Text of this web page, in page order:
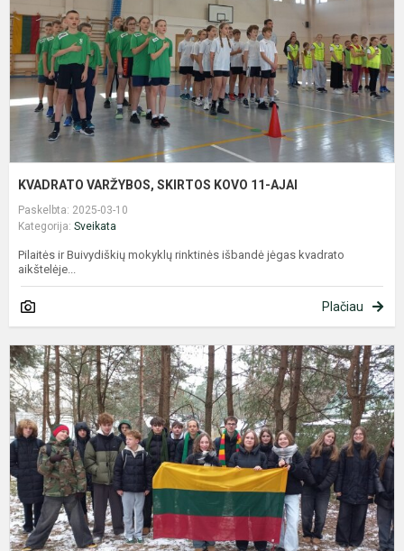
KVADRATO VARŽYBOS, SKIRTOS KOVO 11-AJAI
Paskelbta: 2025-03-10
Kategorija: Sveikata
Pilaitės ir Buivydiškių mokyklų rinktinės išbandė jėgas kvadrato
aikštelėje...
Plačiau